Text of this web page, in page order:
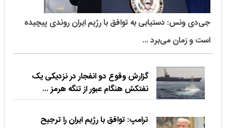
جی‌دی ونس: دستیابی به توافق با رژیم ایران روندی پیچیده
است و زمان می‌برد ...
گزارش وقوع دو انفجار در نزدیکی یک
نفتکش هنگام عبور از تنگه هرمز ...
ترامپ: توافق با رژیم ایران را ترجیح